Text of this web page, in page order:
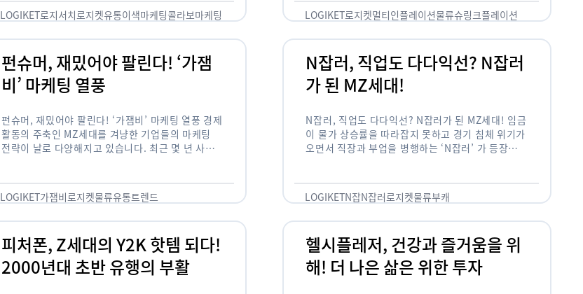
…
LOGIKET로지서치로지켓유통이색마케팅콜라보마케팅
링크플레이션, 그리드플레이션 등등. …
LOGIKET로지켓멀티인플레이션물류슈링크플레이션
펀슈머, 재밌어야 팔린다! ‘가잼
비’ 마케팅 열풍
펀슈머, 재밌어야 팔린다! ‘가잼비’ 마케팅 열풍 경제
활동의 주축인 MZ세대를 겨냥한 기업들의 마케팅
전략이 날로 다양해지고 있습니다. 최근 몇 년 사이
LOGIKET가잼비로지켓물류유통트렌드
N잡러, 직업도 다다익선? N잡러
가 된 MZ세대!
N잡러, 직업도 다다익선? N잡러가 된 MZ세대! 임금
이 물가 상승률을 따라잡지 못하고 경기 침체 위기가
오면서 직장과 부업을 병행하는 ‘N잡러’ 가 등장했습
LOGIKETN잡N잡러로지켓물류부캐
피처폰, Z세대의 Y2K 핫템 되다!
2000년대 초반 유행의 부활
헬시플레저, 건강과 즐거움을 위
해! 더 나은 삶은 위한 투자